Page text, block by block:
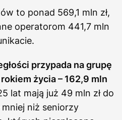
to ponad 569,1 mln zł,
operatorom 441,7 mln
przypada na grupę
życia – 162,9 mln
lat mają już 49 mln zł do
niż seniorzy